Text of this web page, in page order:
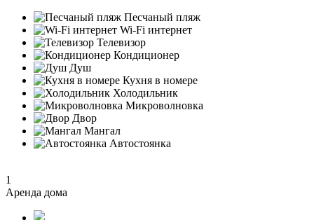
Песчаный пляж
Wi-Fi интернет
Телевизор
Кондиционер
Душ
Кухня в номере
Холодильник
Микроволновка
Двор
Мангал
Автостоянка
1
Аренда дома